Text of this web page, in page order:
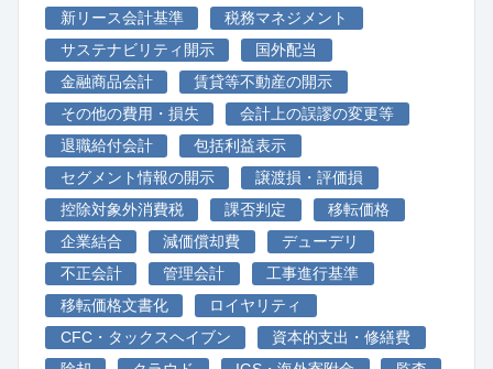
新リース会計基準
税務マネジメント
サステナビリティ開示
国外配当
金融商品会計
賃貸等不動産の開示
その他の費用・損失
会計上の誤謬の変更等
退職給付会計
包括利益表示
セグメント情報の開示
譲渡損・評価損
控除対象外消費税
課否判定
移転価格
企業結合
減価償却費
デューデリ
不正会計
管理会計
工事進行基準
移転価格文書化
ロイヤリティ
CFC・タックスヘイブン
資本的支出・修繕費